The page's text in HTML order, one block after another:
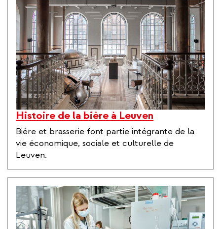
Histoire de la bière à Leuven
Bière et brasserie font partie intégrante de la
vie économique, sociale et culturelle de
Leuven.